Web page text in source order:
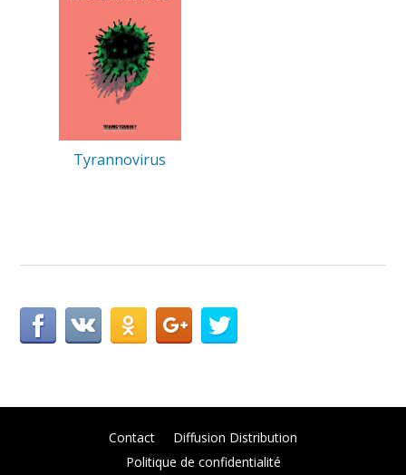
Tyrannovirus
Contact
Diffusion Distribution
Politique de confidentialité